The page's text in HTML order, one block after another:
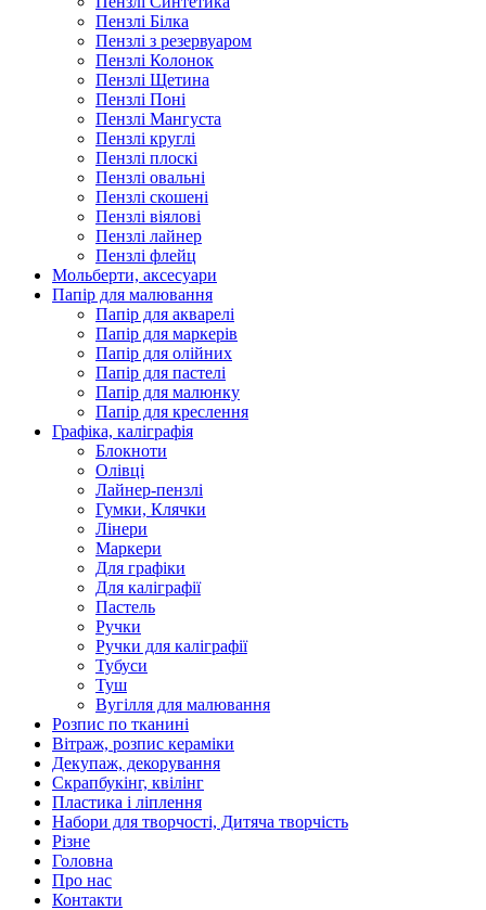
Пензлі Білка
Пензлі з резервуаром
Пензлі Колонок
Пензлі Щетина
Пензлі Поні
Пензлі Мангуста
Пензлі круглі
Пензлі плоскі
Пензлі овальні
Пензлі скошені
Пензлі віялові
Пензлі лайнер
Пензлі флейц
Мольберти, аксесуари
Папір для малювання
Папір для акварелі
Папір для маркерів
Папір для олійних
Папір для пастелі
Папір для малюнку
Папір для креслення
Графіка, каліграфія
Блокноти
Олівці
Лайнер-пензлі
Гумки, Клячки
Лінери
Маркери
Для графіки
Для каліграфії
Пастель
Ручки
Ручки для каліграфії
Тубуси
Туш
Вугілля для малювання
Розпис по тканині
Вітраж, розпис кераміки
Декупаж, декорування
Скрапбукінг, квілінг
Пластика і ліплення
Набори для творчості, Дитяча творчість
Різне
Головна
Про нас
Контакти